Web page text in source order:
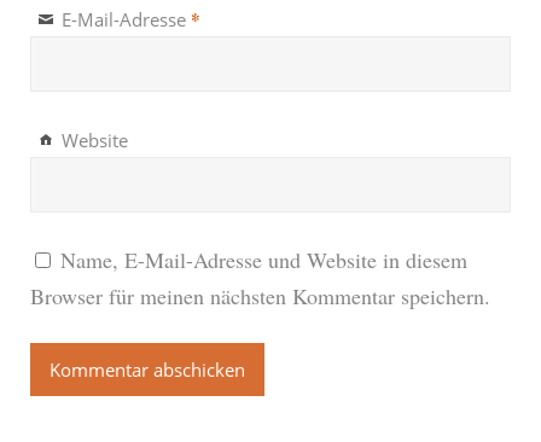
E-Mail-Adresse *
Website
Name, E-Mail-Adresse und Website in diesem
Browser für meinen nächsten Kommentar speichern.